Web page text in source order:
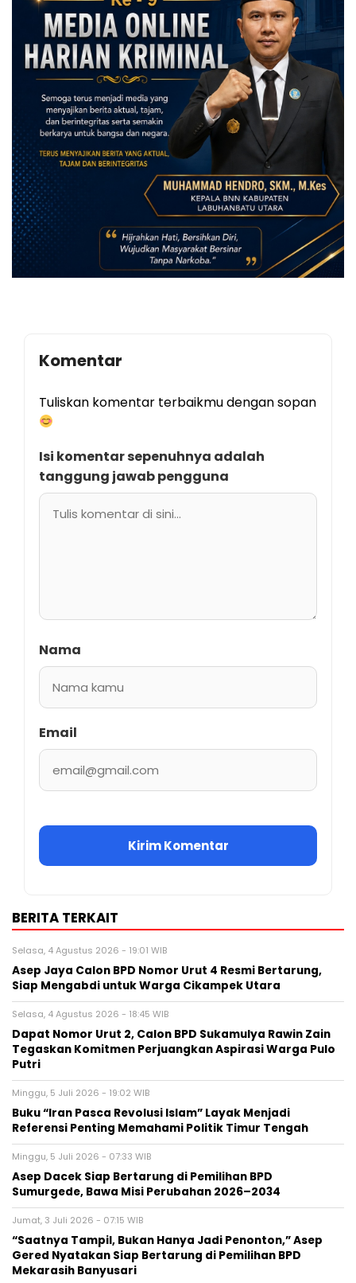
Komentar
Tuliskan komentar terbaikmu dengan sopan
Isi komentar sepenuhnya adalah
tanggung jawab pengguna
Nama
Email
BERITA TERKAIT
Selasa, 4 Agustus 2026 - 19:01 WIB
Asep Jaya Calon BPD Nomor Urut 4 Resmi Bertarung,
Siap Mengabdi untuk Warga Cikampek Utara
Selasa, 4 Agustus 2026 - 18:45 WIB
Dapat Nomor Urut 2, Calon BPD Sukamulya Rawin Zain
Tegaskan Komitmen Perjuangkan Aspirasi Warga Pulo
Putri
Minggu, 5 Juli 2026 - 19:02 WIB
Buku “Iran Pasca Revolusi Islam” Layak Menjadi
Referensi Penting Memahami Politik Timur Tengah
Minggu, 5 Juli 2026 - 07:33 WIB
Asep Dacek Siap Bertarung di Pemilihan BPD
Sumurgede, Bawa Misi Perubahan 2026–2034
Jumat, 3 Juli 2026 - 07:15 WIB
“Saatnya Tampil, Bukan Hanya Jadi Penonton,” Asep
Gered Nyatakan Siap Bertarung di Pemilihan BPD
Mekarasih Banyusari